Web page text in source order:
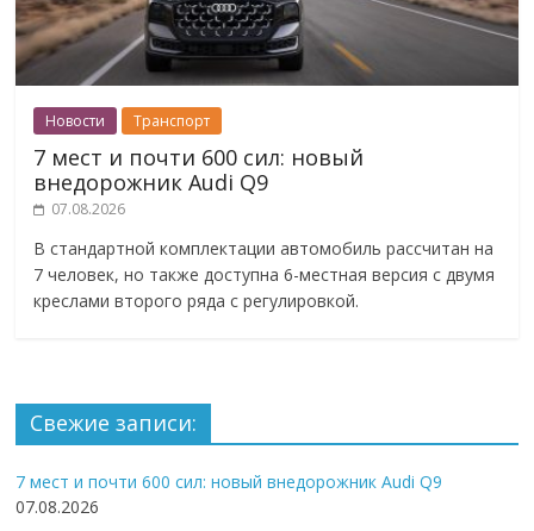
Новости Транспорт
7 мест и почти 600 сил: новый
внедорожник Audi Q9
07.08.2026
В стандартной комплектации автомобиль рассчитан на
7 человек, но также доступна 6-местная версия с двумя
креслами второго ряда с регулировкой.
Свежие записи:
7 мест и почти 600 сил: новый внедорожник Audi Q9
07.08.2026